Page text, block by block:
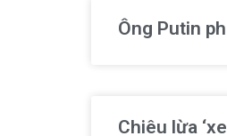
Ông Putin
Chiêu lừa